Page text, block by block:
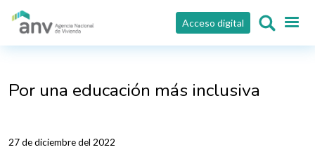
Pasar al contenido principal
Acceso digital
Por una educación más inclusiva
27 de diciembre del 2022